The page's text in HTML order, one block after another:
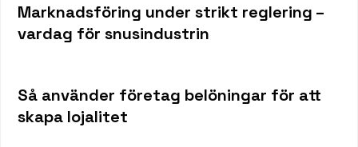
Marknadsföring under strikt reglering –
vardag för snusindustrin
Så använder företag belöningar för att
skapa lojalitet